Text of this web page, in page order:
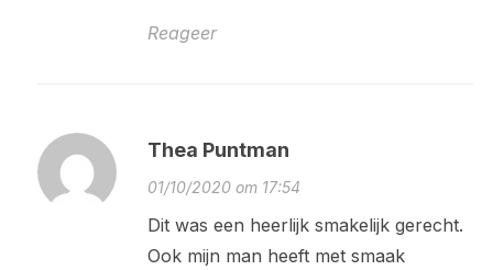
Reageer
Thea Puntman
01/10/2020 om 17:54
Dit was een heerlijk smakelijk gerecht.
Ook mijn man heeft met smaak